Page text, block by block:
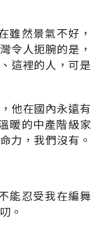
雖然景氣不好，
令人扼腕的是，
這裡的人，可是
他在國內永遠有
暖的中產階級家
力，我們沒有。
能忍受我在編舞
。